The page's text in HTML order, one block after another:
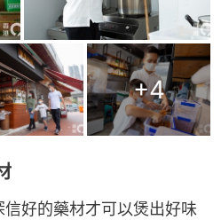
+4
好的藥材才可以煲出好味